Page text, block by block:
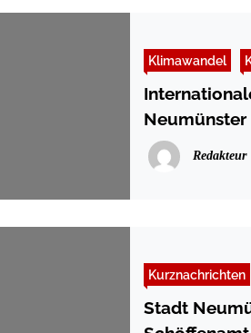
Klimawandel
Neumünster
Redakteur
Kurznachrichten
Stadt